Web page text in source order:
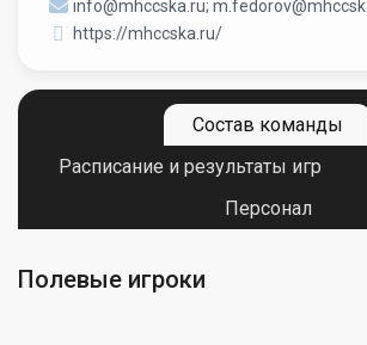
info@mhccska.ru;
https://mhccska.ru/
Состав команды
Расписание и результаты игр
Персонал
Полевые игроки